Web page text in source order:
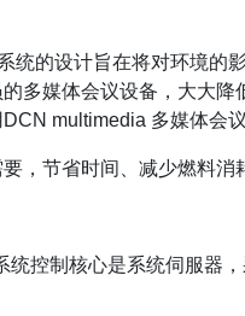
统的设计旨在将对环境的
多媒体会议设备，大大
multimedia 多媒体会
，节省时间、减少燃料消
统控制核心是系统伺服器